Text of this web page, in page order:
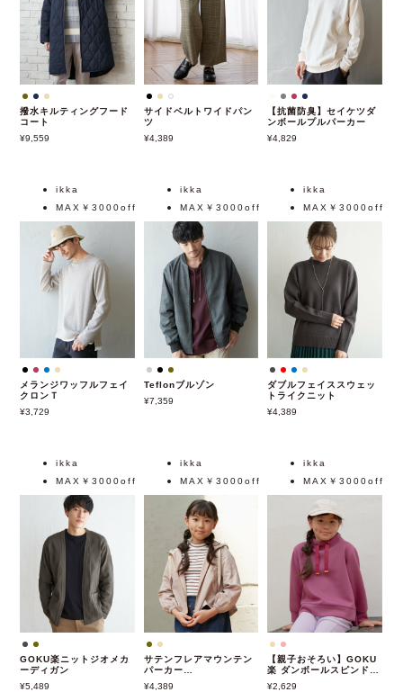
撥水キルティングフード
コート
9,559
サイドベルトワイドパン
ツ
4,389
【抗菌防臭】セイケツダ
ンボールプルパーカー
4,829
ikka
MAX￥3000off
メランジワッフルフェイ
クロンＴ
3,729
ikka
MAX￥3000off
Teflonブルゾン
7,359
ikka
MAX￥3000off
ダブルフェイススウェッ
トライクニット
4,389
ikka
MAX￥3000off
GOKU楽ニットジオメカ
ーディガン
5,489
ikka
MAX￥3000off
サテンフレアマウンテン
パーカー
（120~160cm）
4,389
ikka
MAX￥3000off
【親子おそろい】GOKU
楽 ダンボールスピンドル
プルオーバー
2,629